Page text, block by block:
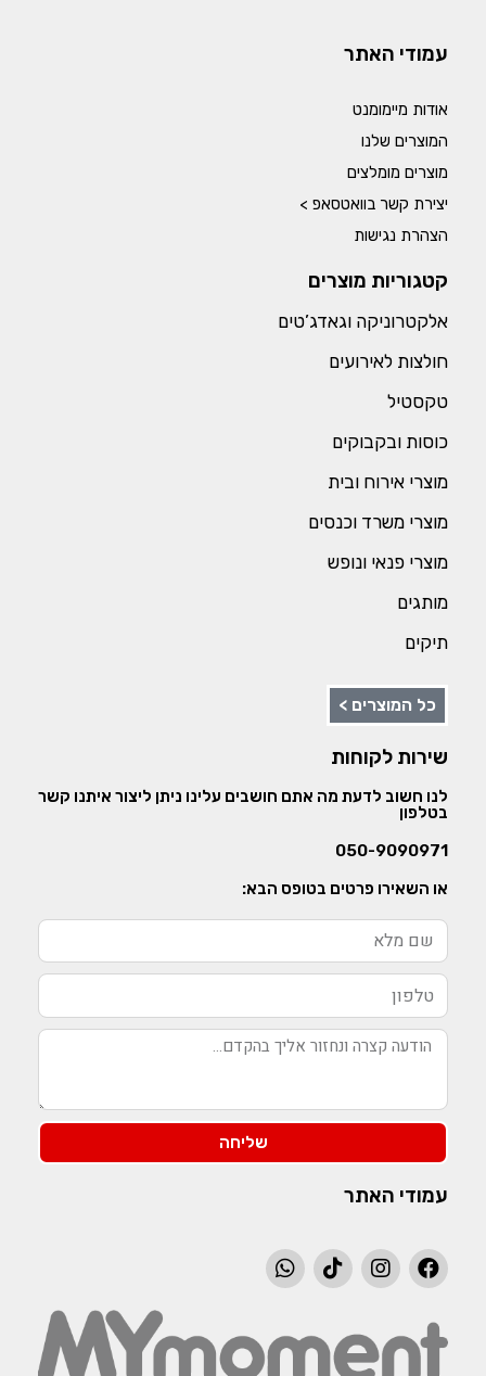
עמודי האתר
אודות מיימומנט
המוצרים שלנו
מוצרים מומלצים
יצירת קשר בוואטסאפ >
הצהרת נגישות
קטגוריות מוצרים
אלקטרוניקה וגאדג’טים
חולצות לאירועים
טקסטיל
כוסות ובקבוקים
מוצרי אירוח ובית
מוצרי משרד וכנסים
מוצרי פנאי ונופש
מותגים
תיקים
כל המוצרים >
שירות לקוחות
לנו חשוב לדעת מה אתם חושבים עלינו ניתן ליצור איתנו קשר
בטלפון
050-9090971
או השאירו פרטים בטופס הבא:
שליחה
עמודי האתר